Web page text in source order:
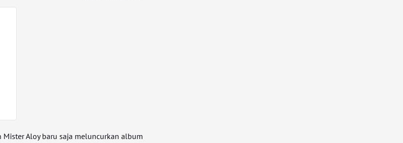
Mister Aloy baru saja meluncurkan album